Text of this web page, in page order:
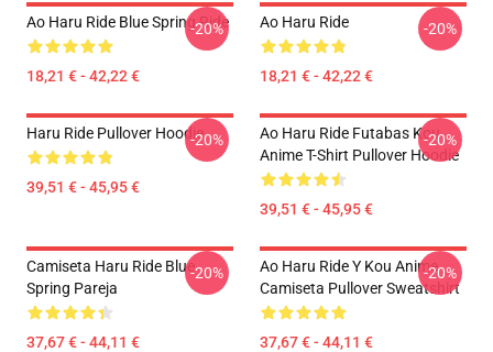
Ao Haru Ride Blue Spring Ride
18,21 € - 42,22 €
-20% Ao Haru Ride
18,21 € - 42,22 €
-20%
Haru Ride Pullover Hoodie
39,51 € - 45,95 €
-20%
Ao Haru Ride Futabas Kou
Anime T-Shirt Pullover Hoodie
39,51 € - 45,95 €
-20%
Camiseta Haru Ride Blue
Spring Pareja
37,67 € - 44,11 €
-20%
Ao Haru Ride Y Kou Anime
Camiseta Pullover Sweatshirt
37,67 € - 44,11 €
-20%